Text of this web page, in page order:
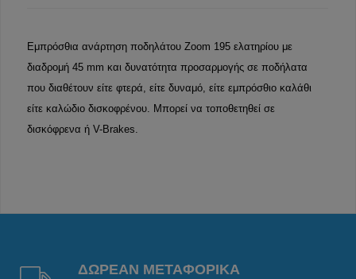
Εμπρόσθια ανάρτηση ποδηλάτου Zoom 195 ελατηρίου με
διαδρομή 45 mm και δυνατότητα προσαρμογής σε ποδήλατα
που διαθέτουν είτε φτερά, είτε δυναμό, είτε εμπρόσθιο καλάθι
είτε καλώδιο δισκοφρένου. Μπορεί να τοποθετηθεί σε
δισκόφρενα ή V-Brakes.
ΔΩΡΕΑΝ ΜΕΤΑΦΟΡΙΚΑ